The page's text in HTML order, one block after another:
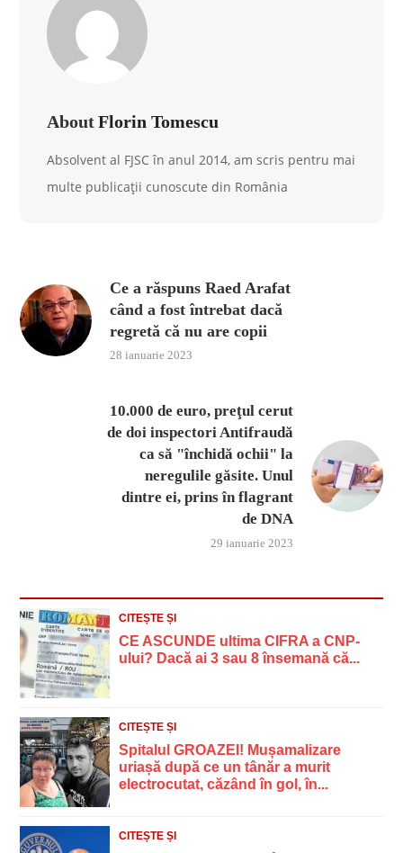
About Florin Tomescu
Absolvent al FJSC în anul 2014, am scris pentru mai
multe publicații cunoscute din România
Ce a răspuns Raed Arafat
când a fost întrebat dacă
regretă că nu are copii
28 ianuarie 2023
10.000 de euro, preţul cerut
de doi inspectori Antifraudă
ca să "închidă ochii" la
neregulile găsite. Unul
dintre ei, prins în flagrant
de DNA
29 ianuarie 2023
CITEȘTE ȘI
CE ASCUNDE ultima CIFRA a CNP-
ului? Dacă ai 3 sau 8 însemană că...
CITEȘTE ȘI
Spitalul GROAZEI! Mușamalizare
uriașă după ce un tânăr a murit
electrocutat, căzând în gol, în...
CITEȘTE ȘI